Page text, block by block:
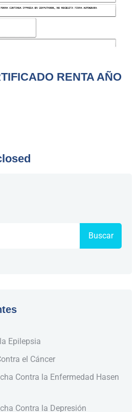
RENTA AÑO
Buscar
Epilepsia
el Cáncer
Contra la Enfermedad Hasen
Contra la Depresión